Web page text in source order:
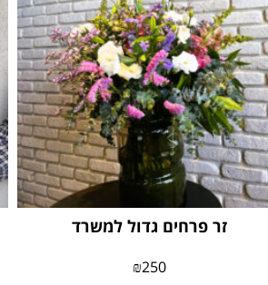
זר פרחים גדול למשרד
₪250